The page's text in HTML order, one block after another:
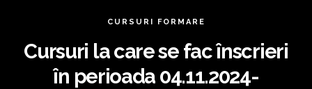
CURSURI FORMARE
Cursuri la care se fac înscrieri
în perioada 04.11.2024-